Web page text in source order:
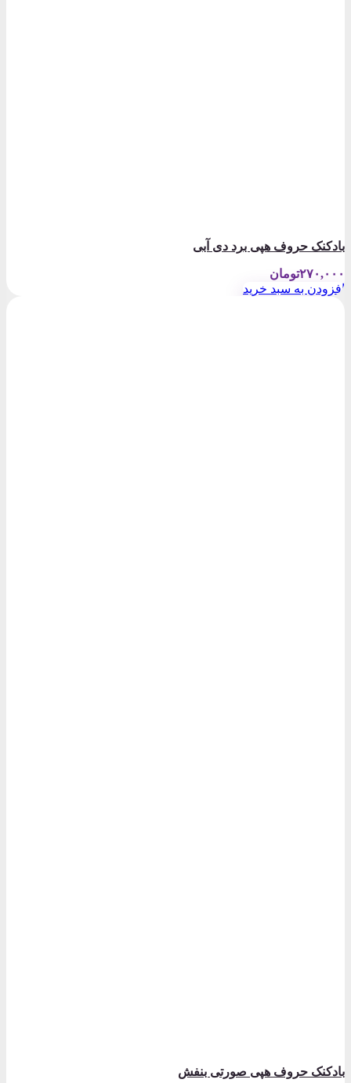
بادکنک حروف هپی برد دی آبی
۲۷۰,۰۰۰تومان
افزودن به سبد خرید
بادکنک حروف هپی صورتی بنفش